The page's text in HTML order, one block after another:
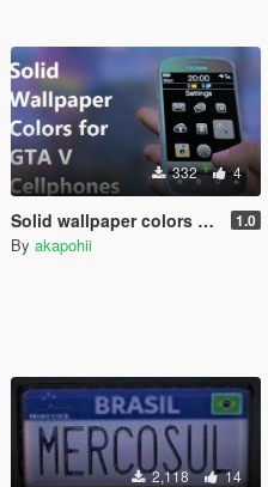
332 4
Solid wallpaper colors [Pack] 1.0
By akapohii
2,118 14